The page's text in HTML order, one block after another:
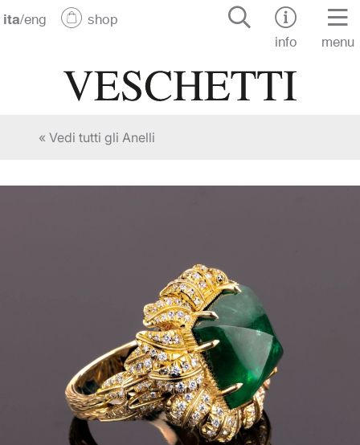
ita/eng
shop
info
menu
« Vedi tutti gli Anelli